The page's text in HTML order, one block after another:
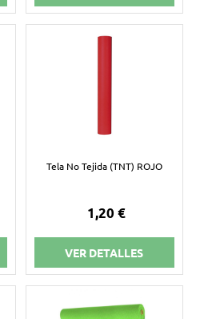
Tela No Tejida (TNT) ROJO
1,20 €
VER DETALLES